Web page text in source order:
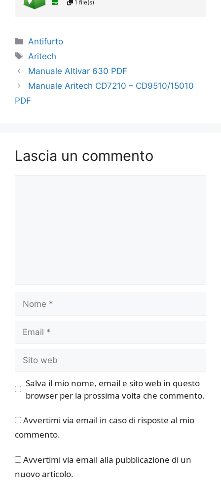
1 file(s)
Categorie
Antifurto
Tag
Aritech
Manuale Altivar 630 PDF
Manuale Aritech CD7210 – CD9510/15010
PDF
Lascia un commento
web
Salva il mio nome, email e sito web in questo
browser per la prossima volta che commento.
Avvertimi via email in caso di risposte al mio
commento.
Avvertimi via email alla pubblicazione di un
nuovo articolo.